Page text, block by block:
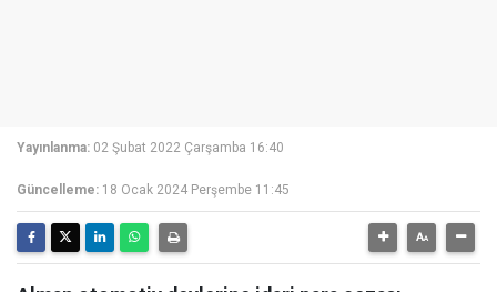
Yayınlanma: 02 Şubat 2022 Çarşamba 16:40
Güncelleme: 18 Ocak 2024 Perşembe 11:45